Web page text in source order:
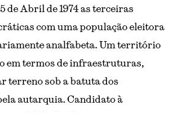
de Abril de 1974 as terceiras
com uma população eleitora
analfabeta. Um território
em termos de infraestruturas,
terreno sob a batuta dos
autarquia. Candidato à